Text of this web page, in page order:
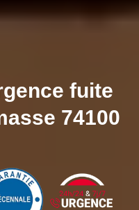
fuite
74100